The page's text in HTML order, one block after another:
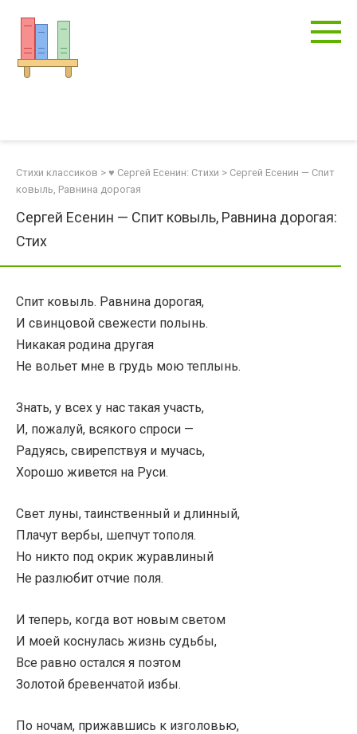
контенту
Стихи классиков > ♥ Сергей Есенин: Стихи > Сергей Есенин — Спит
ковыль, Равнина дорогая
Сергей Есенин — Спит ковыль, Равнина дорогая:
Стих
Спит ковыль. Равнина дорогая,
И свинцовой свежести полынь.
Никакая родина другая
Не вольет мне в грудь мою теплынь.
Знать, у всех у нас такая участь,
И, пожалуй, всякого спроси —
Радуясь, свирепствуя и мучась,
Хорошо живется на Руси.
Свет луны, таинственный и длинный,
Плачут вербы, шепчут тополя.
Но никто под окрик журавлиный
Не разлюбит отчие поля.
И теперь, когда вот новым светом
И моей коснулась жизнь судьбы,
Все равно остался я поэтом
Золотой бревенчатой избы.
По ночам, прижавшись к изголовью,